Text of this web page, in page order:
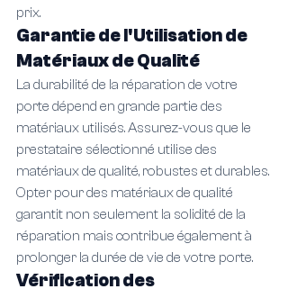
prix.
Garantie de l'Utilisation de
Matériaux de Qualité
La durabilité de la réparation de votre
porte dépend en grande partie des
matériaux utilisés. Assurez-vous que le
prestataire sélectionné utilise des
matériaux de qualité, robustes et durables.
Opter pour des matériaux de qualité
garantit non seulement la solidité de la
réparation mais contribue également à
prolonger la durée de vie de votre porte.
Vérification des